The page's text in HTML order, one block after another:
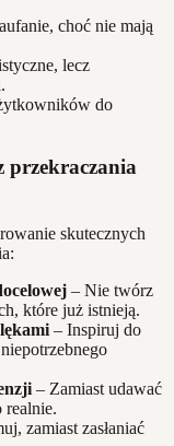
choć nie mają
lecz
do
przekraczania
skutecznych
– Nie twórz
które już istnieją.
– Inspiruj do
– Zamiast udawać
realnie.
zamiast zasłaniać